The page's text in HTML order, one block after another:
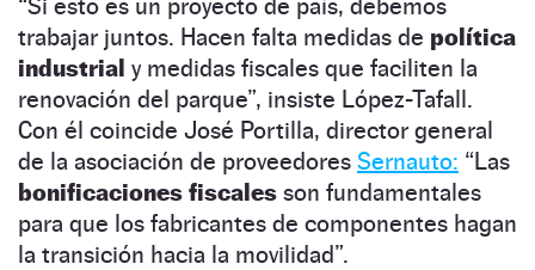
“Si esto es un proyecto de país, debemos
trabajar juntos. Hacen falta medidas de política
industrial y medidas fiscales que faciliten la
renovación del parque”, insiste López-Tafall.
Con él coincide José Portilla, director general
de la asociación de proveedores Sernauto: “Las
bonificaciones fiscales son fundamentales
para que los fabricantes de componentes hagan
la transición hacia la movilidad”.